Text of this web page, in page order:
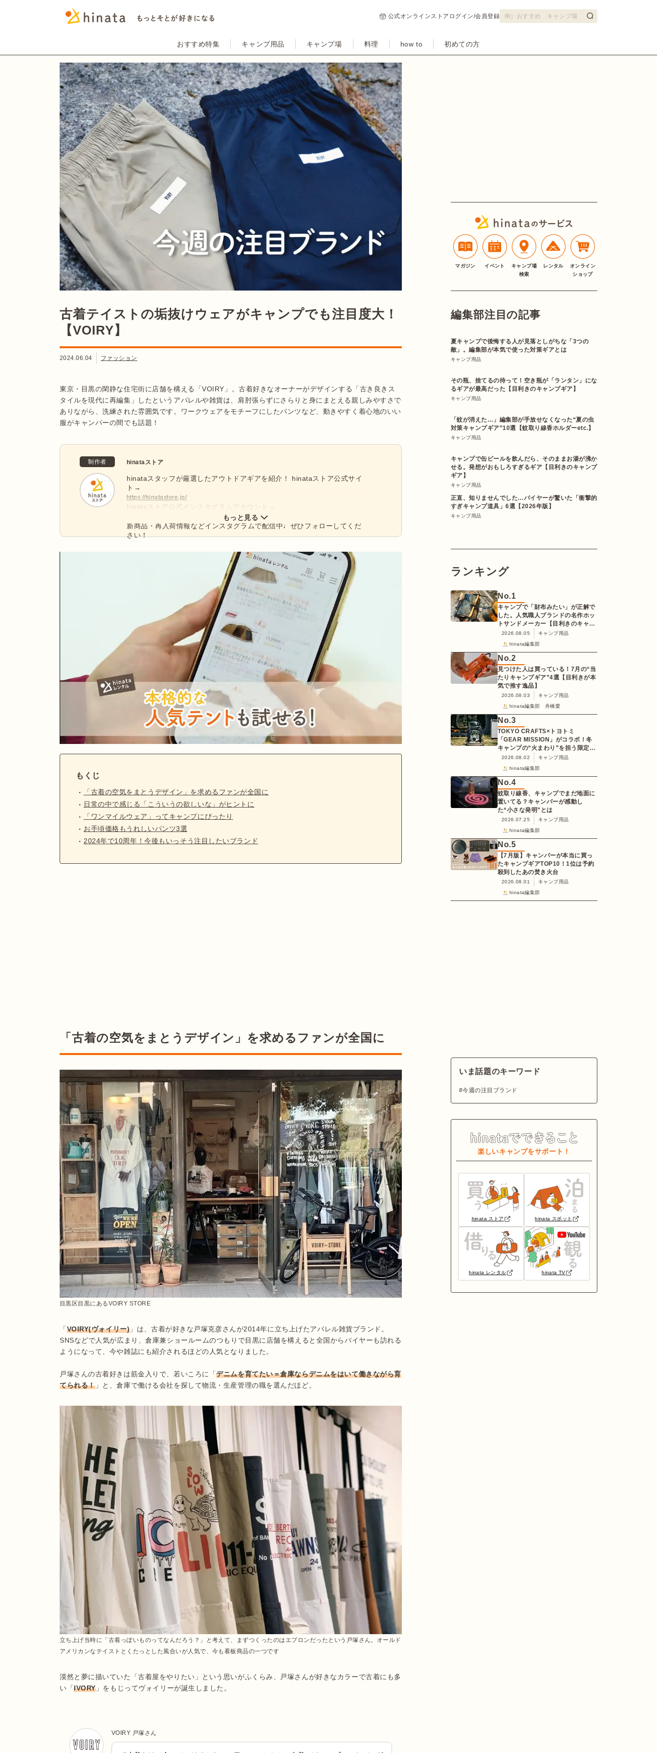
公式オンラインストア ログイン/会員登録
おすすめ特集 キャンプ用品 キャンプ場 料理 how to 初めての方
古着テイストの垢抜けウェアがキャンプでも注目度大！
【VOIRY】
2024.06.04 ファッション
東京・目黒の閑静な住宅街に店舗を構える「VOIRY」。古着好きなオーナーがデザインする「古き良きス
タイルを現代に再編集」したというアパレルや雑貨は、肩肘張らずにさらりと身にまとえる親しみやすさで
ありながら、洗練された雰囲気です。ワークウェアをモチーフにしたパンツなど、動きやすく着心地のいい
服がキャンパーの間でも話題！
制作者 hinataストア
hinataスタッフが厳選したアウトドアギアを紹介！ hinataストア公式サイ
ト→
https://hinatastore.jp/
hinataストア公式インスタグラムアカウント→
新商品・再入荷情報などインスタグラムで配信中♩ぜひフォローしてくだ
さい！
もっと見る
もくじ
「古着の空気をまとうデザイン」を求めるファンが全国に
日常の中で感じる「こういうの欲しいな」がヒントに
「ワンマイルウェア」ってキャンプにぴったり
お手頃価格もうれしいパンツ3選
2024年で10周年！今後もいっそう注目したいブランド
「古着の空気をまとうデザイン」を求めるファンが全国に
目黒区目黒にあるVOIRY STORE
「VOIRY(ヴォイリー) 」は、古着が好きな戸塚克彦さんが2014年に立ち上げたアパレル雑貨ブランド。
SNSなどで人気が広まり、倉庫兼ショールームのつもりで目黒に店舗を構えると全国からバイヤーも訪れる
ようになって、今や雑誌にも紹介されるほどの人気となりました。
戸塚さんの古着好きは筋金入りで、若いころに「デニムを育てたい＝倉庫ならデニムをはいて働きながら育
てられる！」と、倉庫で働ける会社を探して物流・生産管理の職を選んだほど。
立ち上げ当時に「古着っぽいものってなんだろう？」と考えて、まずつくったのはエプロンだったという戸塚さん。オールド
アメリカンなテイストとくたっとした風合いが人気で、今も看板商品の一つです
漠然と夢に描いていた「古着屋をやりたい」という思いがふくらみ、戸塚さんが好きなカラーで古着にも多
い「IVORY」をもじってヴォイリーが誕生しました。
VOIRY 戸塚さん
マガジン イベント
キャンプ場
検索
レンタル
オンライン
ショップ
編集部注目の記事
夏キャンプで後悔する人が見落としがちな「3つの
敵」。編集部が本気で使った対策ギアとは
キャンプ用品
その瓶、捨てるの待って！空き瓶が「ランタン」にな
るギアが最高だった【目利きのキャンプギア】
キャンプ用品
「蚊が消えた…」編集部が手放せなくなった“夏の虫
対策キャンプギア”10選【蚊取り線香ホルダーetc.】
キャンプ用品
キャンプで缶ビールを飲んだら、そのままお湯が沸か
せる。発想がおもしろすぎるギア【目利きのキャンプ
ギア】
キャンプ用品
正直、知りませんでした…バイヤーが驚いた「衝撃的
すぎキャンプ道具」6選【2026年版】
キャンプ用品
ランキング
No.1
キャンプで「財布みたい」が正解で
した。人気職人ブランドの名作ホッ
トサンドメーカー【目利きのキャン
プギア】
2026.08.05
キャンプ用品
hinata編集部
No.2
見つけた人は買っている！7月の“当
たりキャンプギア”4選【目利きが本
気で推す逸品】
2026.08.03
キャンプ用品
hinata編集部 舟橋愛
No.3
TOKYO CRAFTS×トヨトミ
「GEAR MISSION」がコラボ！冬
キャンプの“火まわり”を担う限定
K3クッキングストーブが登場
2026.08.02
キャンプ用品
hinata編集部
No.4
蚊取り線香、キャンプでまだ地面に
置いてる？キャンパーが感動し
た“小さな発明”とは
2026.07.25
キャンプ用品
hinata編集部
No.5
【7月版】キャンパーが本当に買っ
たキャンプギアTOP10！1位は予約
殺到したあの焚き火台
2026.08.01
キャンプ用品
hinata編集部
いま話題のキーワード
今週の注目ブランド
楽しいキャンプをサポート！
hinata ストア hinata スポット
hinata レンタル hinata TV